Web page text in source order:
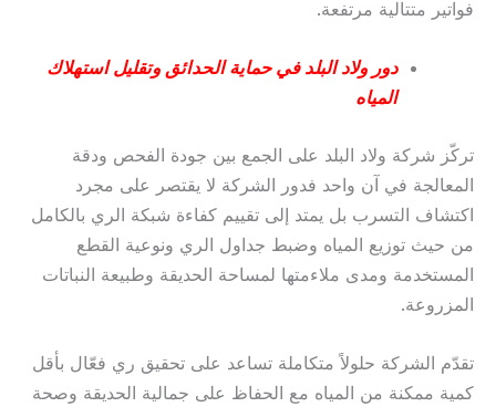
فواتير متتالية مرتفعة.
دور ولاد البلد في حماية الحدائق وتقليل استهلاك
المياه
تركّز شركة ولاد البلد على الجمع بين جودة الفحص ودقة
المعالجة في آن واحد فدور الشركة لا يقتصر على مجرد
اكتشاف التسرب بل يمتد إلى تقييم كفاءة شبكة الري بالكامل
من حيث توزيع المياه وضبط جداول الري ونوعية القطع
المستخدمة ومدى ملاءمتها لمساحة الحديقة وطبيعة النباتات
المزروعة.
تقدّم الشركة حلولاً متكاملة تساعد على تحقيق ري فعّال بأقل
كمية ممكنة من المياه مع الحفاظ على جمالية الحديقة وصحة